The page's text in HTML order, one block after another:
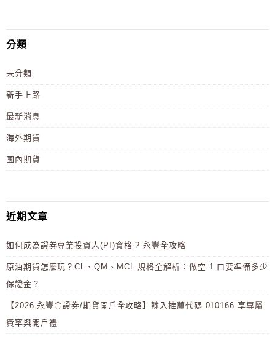
分類
未分類
新手上路
最新消息
海外期貨
國內期貨
近期文章
如何成為證券專業投資人(PI)資格 ? 永豐全攻略
原油期貨怎麼玩？CL、QM、MCL 規格全解析：做空 1 口要準備多少
保證金？
【2026 永豐金證券/期貨開戶全攻略】輸入推薦代碼 010166 享專屬
費率與開戶禮